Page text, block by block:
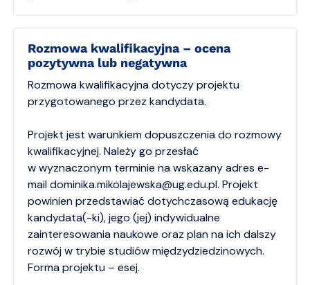
Rozmowa kwalifikacyjna – ocena
pozytywna lub negatywna
Rozmowa kwalifikacyjna dotyczy projektu
przygotowanego przez kandydata.
Projekt jest warunkiem dopuszczenia do rozmowy
kwalifikacyjnej. Należy go przesłać
w wyznaczonym terminie na wskazany adres e-
mail dominika.mikolajewska@ug.edu.pl. Projekt
powinien przedstawiać dotychczasową edukację
kandydata(-ki), jego (jej) indywidualne
zainteresowania naukowe oraz plan na ich dalszy
rozwój w trybie studiów międzydziedzinowych.
Forma projektu – esej.